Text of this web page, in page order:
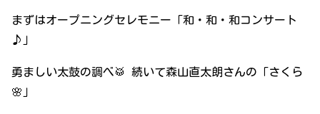
まずはオープニングセレモニー「和・和・和コンサート
♪」
勇ましい太鼓の調べ🥁 続いて森山直太朗さんの「さくら
🌸」